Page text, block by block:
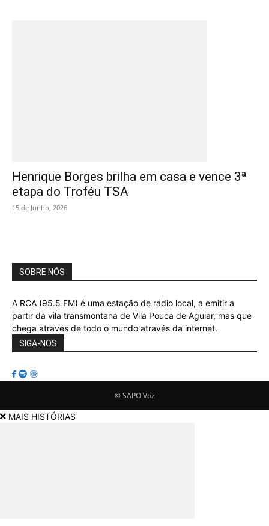
Henrique Borges brilha em casa e vence 3ª
etapa do Troféu TSA
15 de Junho, 2026
SOBRE NÓS
A RCA (95.5 FM) é uma estação de rádio local, a emitir a
partir da vila transmontana de Vila Pouca de Aguiar, mas que
chega através de todo o mundo através da internet.
SIGA-NOS
© SAPO Voz
MAIS HISTÓRIAS